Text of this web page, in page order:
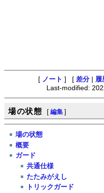
[ ノート ] [ 差分 履
Last-modified:
場の状態 [ 編集 ]
場の状態
概要
ガード
共通仕様
たたみがえし
トリックガード